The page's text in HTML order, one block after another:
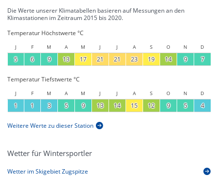
Die Werte unserer Klimatabellen basieren auf Messungen an den
Klimastationen im Zeitraum 2015 bis 2020.
Temperatur Höchstwerte °C
J F M A M J J A S O N D
5 6 9 13 17 21 21 23 19 14 9 7
Temperatur Tiefstwerte °C
J F M A M J J A S O N D
1 1 3 5 9 13 14 15 12 9 5 4
Weitere Werte zu dieser Station
Wetter für Wintersportler
Wetter im Skigebiet Zugspitze